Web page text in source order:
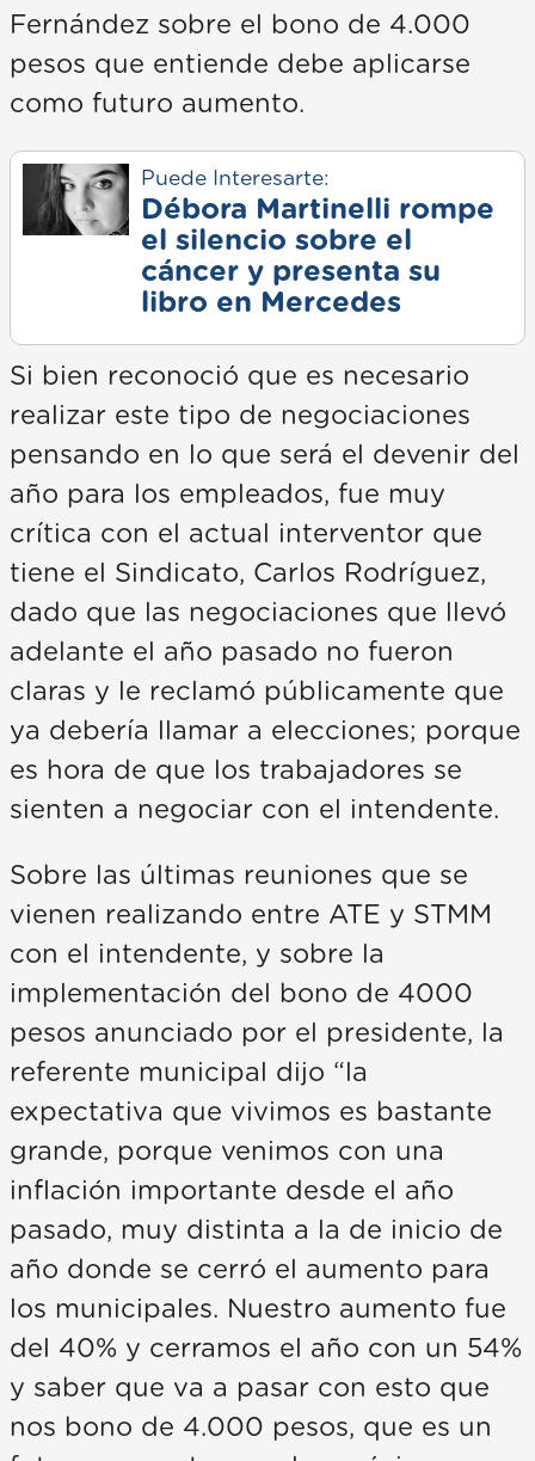
Fernández sobre el bono de 4.000
pesos que entiende debe aplicarse
como futuro aumento.
Puede Interesarte:
Débora Martinelli rompe
el silencio sobre el
cáncer y presenta su
libro en Mercedes
Si bien reconoció que es necesario
realizar este tipo de negociaciones
pensando en lo que será el devenir del
año para los empleados, fue muy
crítica con el actual interventor que
tiene el Sindicato, Carlos Rodríguez,
dado que las negociaciones que llevó
adelante el año pasado no fueron
claras y le reclamó públicamente que
ya debería llamar a elecciones; porque
es hora de que los trabajadores se
sienten a negociar con el intendente.
Sobre las últimas reuniones que se
vienen realizando entre ATE y STMM
con el intendente, y sobre la
implementación del bono de 4000
pesos anunciado por el presidente, la
referente municipal dijo “la
expectativa que vivimos es bastante
grande, porque venimos con una
inflación importante desde el año
pasado, muy distinta a la de inicio de
año donde se cerró el aumento para
los municipales. Nuestro aumento fue
del 40% y cerramos el año con un 54%
y saber que va a pasar con esto que
nos bono de 4.000 pesos, que es un